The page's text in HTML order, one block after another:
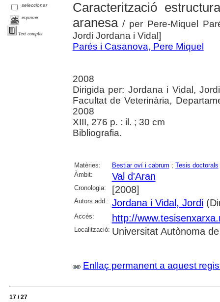
seleccionar
imprimir
Text complet
Caracterització
aranesa/ per Pere-Miquel
Jordi Jordana i Vidal]
Parés i Casanova, Pere Miquel
2008
Dirigida per: Jordana i Vidal,
Facultat de Veterinària,
2008
XIII, 276 p. : il. ; 30 cm
Bibliografia.
Matèries: Bestiar oví i cabrum ; Tesis doctorals
Àmbit:
Val d'Aran
Cronologia: [2008]
Autors add.: Jordana i Vidal, Jordi
Accés: http://
Localització: Universitat Autònoma
Enllaç permanent a aquest
17 / 27